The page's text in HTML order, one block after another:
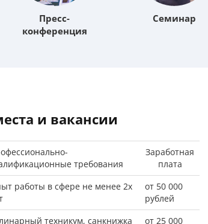
Пресс-
конференция
Семинар
и вакансии
требования
Заработная
плата
работы в сфере не менее 2х
от 50 000
рублей
техникум, санкнижка
от 25 000